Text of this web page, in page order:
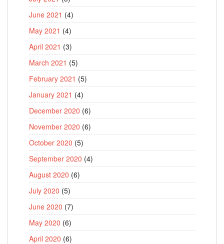
June 2021 (4)
May 2021 (4)
April 2021 (3)
March 2021 (5)
February 2021 (5)
January 2021 (4)
December 2020 (6)
November 2020 (6)
October 2020 (5)
September 2020 (4)
August 2020 (6)
July 2020 (5)
June 2020 (7)
May 2020 (6)
April 2020 (6)